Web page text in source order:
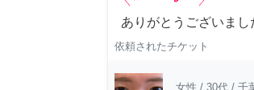
ありがとうございま
依頼されたチケット
女性 / 30代 / 千